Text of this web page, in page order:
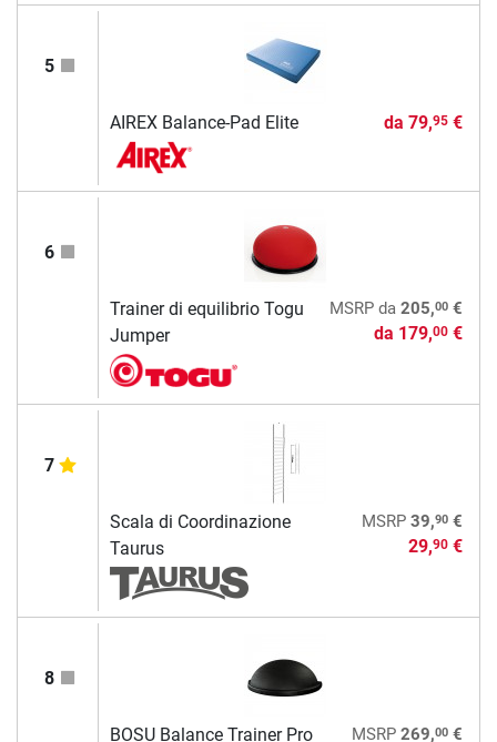
5
AIREX Balance-Pad Elite da 79,95€
6
Trainer di equilibrio Togu
Jumper
MSRPda 205,00€
da 179,00€
7
Scala di Coordinazione
Taurus
MSRP 39,90€
29,90€
8
BOSU Balance Trainer Pro MSRP 269,00€